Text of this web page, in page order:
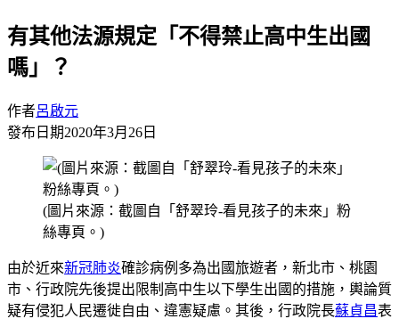
有其他法源規定「不得禁止高中生出國
嗎」？
作者呂啟元
發布日期2020年3月26日
(圖片來源：截圖自「舒翠玲-看見孩子的未來」粉
絲專頁。)
由於近來新冠肺炎確診病例多為出國旅遊者，新北市、桃園
市、行政院先後提出限制高中生以下學生出國的措施，輿論質
疑有侵犯人民遷徙自由、違憲疑慮。其後，行政院長蘇貞昌表